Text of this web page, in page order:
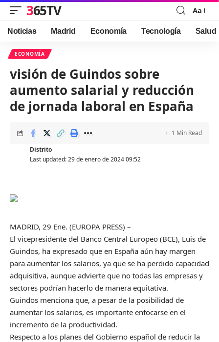
365TV
Font
Resizer
Aa
Noticias Madrid Economía Tecnología Salud
ECONOMÍA
visión de Guindos sobre
aumento salarial y reducción
de jornada laboral en España
Last updated: 29 de enero de 2024 09:52
Distrito
1 Min Read
MADRID, 29 Ene. (EUROPA PRESS) –
El vicepresidente del Banco Central Europeo (BCE), Luis de
Guindos, ha expresado que en España aún hay margen
para aumentar los salarios, ya que se ha perdido capacidad
adquisitiva, aunque advierte que no todas las empresas y
sectores podrían hacerlo de manera equitativa.
Guindos menciona que, a pesar de la posibilidad de
aumentar los salarios, es importante enfocarse en el
incremento de la productividad.
Respecto a los planes del Gobierno español de reducir la